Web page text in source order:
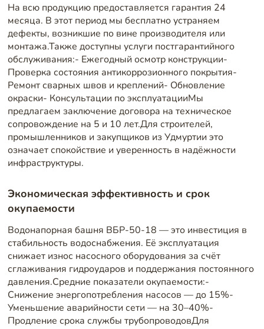
На всю продукцию предоставляется гарантия 24
месяца. В этот период мы бесплатно устраняем
дефекты, возникшие по вине производителя или
монтажа.Также доступны услуги постгарантийного
обслуживания:- Ежегодный осмотр конструкции-
Проверка состояния антикоррозионного покрытия-
Ремонт сварных швов и креплений- Обновление
окраски- Консультации по эксплуатацииМы
предлагаем заключение договора на техническое
сопровождение на 5 и 10 лет.Для строителей,
промышленников и закупщиков из Удмуртии это
означает спокойствие и уверенность в надёжности
инфраструктуры.
Экономическая эффективность и срок
окупаемости
Водонапорная башня ВБР-50-18 — это инвестиция в
стабильность водоснабжения. Её эксплуатация
снижает износ насосного оборудования за счёт
сглаживания гидроударов и поддержания постоянного
давления.Средние показатели окупаемости:-
Снижение энергопотребления насосов — до 15%-
Уменьшение аварийности сети — на 30–40%-
Продление срока службы трубопроводовДля